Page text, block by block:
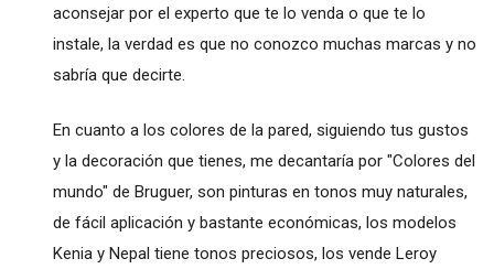
aconsejar por el experto que te lo venda o que te lo
instale, la verdad es que no conozco muchas marcas y no
sabría que decirte.
En cuanto a los colores de la pared, siguiendo tus gustos
y la decoración que tienes, me decantaría por "Colores del
mundo" de Bruguer, son pinturas en tonos muy naturales,
de fácil aplicación y bastante económicas, los modelos
Kenia y Nepal tiene tonos preciosos, los vende Leroy